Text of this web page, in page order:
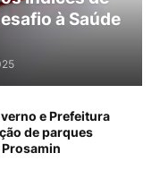
à Saúde
e Prefeitura
de parques